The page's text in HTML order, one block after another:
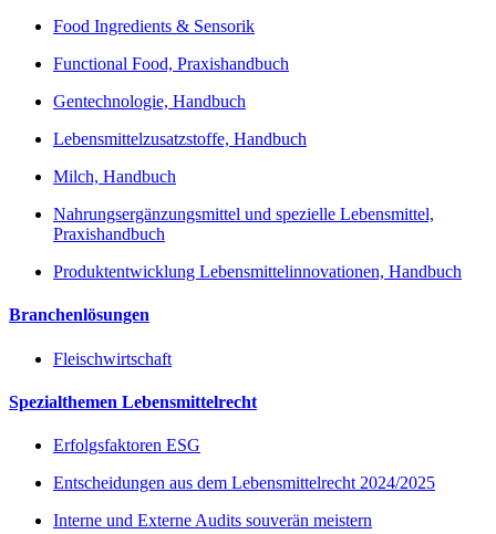
Food Ingredients & Sensorik
Functional Food, Praxishandbuch
Gentechnologie, Handbuch
Lebensmittelzusatzstoffe, Handbuch
Milch, Handbuch
Nahrungsergänzungsmittel und spezielle Lebensmittel,
Praxishandbuch
Produktentwicklung Lebensmittelinnovationen, Handbuch
Branchenlösungen
Fleischwirtschaft
Spezialthemen Lebensmittelrecht
Erfolgsfaktoren ESG
Entscheidungen aus dem Lebensmittelrecht 2024/2025
Interne und Externe Audits souverän meistern